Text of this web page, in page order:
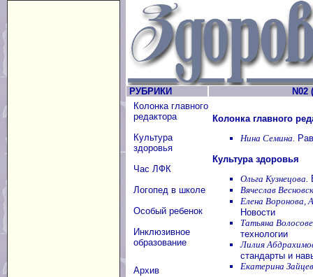
РУБРИКИ
N02
Колонка главного
редактора
Культура
здоровья
Час ЛФК
Логопед в школе
Особый ребенок
Инклюзивное
образование
Архив
Колонка главного
Нина Семина.
Культура здоровья
Ольга Кузнецова.
Вячеслав
Елена Воронова,
Новости
Татьяна
технологии
Лилия
стандарты и
Екатерина